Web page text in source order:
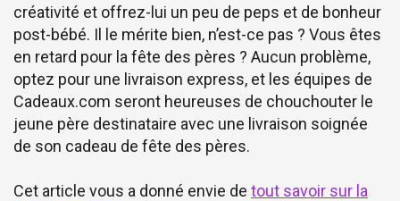
créativité et offrez-lui un peu de peps et de bonheur
post-bébé. Il le mérite bien, n’est-ce pas ? Vous êtes
en retard pour la fête des pères ? Aucun problème,
optez pour une livraison express, et les équipes de
Cadeaux.com seront heureuses de chouchouter le
jeune père destinataire avec une livraison soignée
de son cadeau de fête des pères.
Cet article vous a donné envie de tout savoir sur la